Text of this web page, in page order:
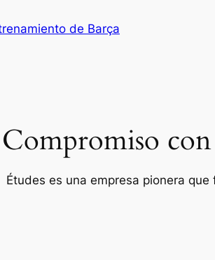
de Barça
Compromiso
Études es una empresa pionera